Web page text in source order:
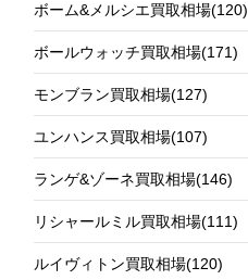
ボーム&メルシエ買取相場(120)
ボールウォッチ買取相場(171)
モンブラン買取相場(127)
ユンハンス買取相場(107)
ランゲ&ゾーネ買取相場(146)
リシャールミル買取相場(111)
ルイヴィトン買取相場(120)